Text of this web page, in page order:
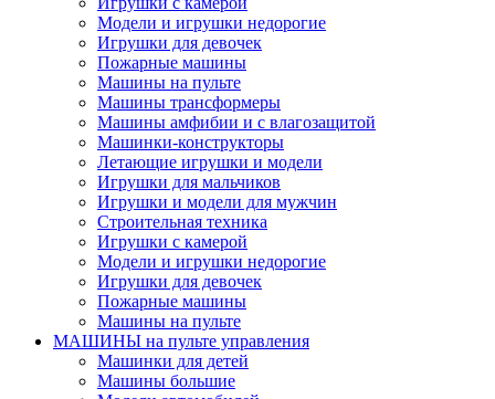
Модели и игрушки недорогие
Игрушки для девочек
Пожарные машины
Машины на пульте
Машины трансформеры
Машины амфибии и с влагозащитой
Машинки-конструкторы
Летающие игрушки и модели
Игрушки для мальчиков
Игрушки и модели для мужчин
Строительная техника
Игрушки с камерой
Модели и игрушки недорогие
Игрушки для девочек
Пожарные машины
Машины на пульте
МАШИНЫ на пульте управления
Машинки для детей
Машины большие